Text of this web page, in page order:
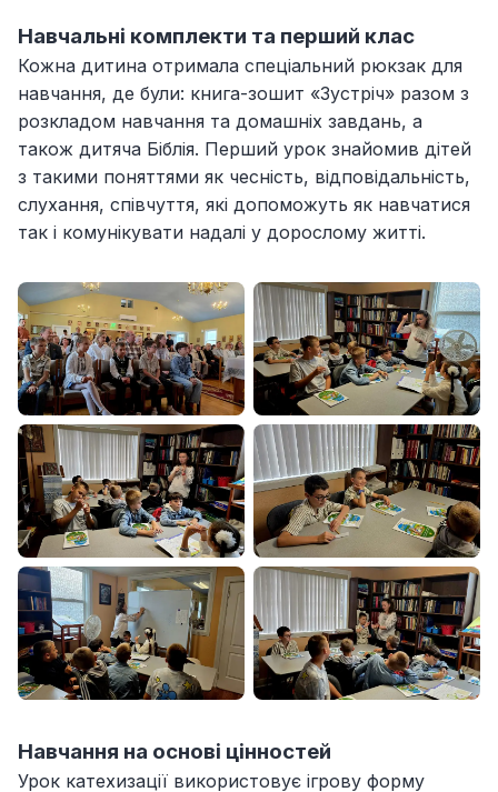
Навчальні комплекти та перший клас
Кожна дитина отримала спеціальний рюкзак для
навчання, де були: книга-зошит «Зустріч» разом з
розкладом навчання та домашніх завдань, а
також дитяча Біблія. Перший урок знайомив дітей
з такими поняттями як чесність, відповідальність,
слухання, співчуття, які допоможуть як навчатися
так і комунікувати надалі у дорослому житті.
Навчання на основі цінностей
Урок катехизації використовує ігрову форму